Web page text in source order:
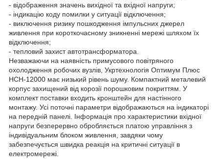
- відображення значень вихідної та вхідної напруги;
- індикацію коду помилки у ситуації відключення;
- виключення ризику пошкодження імпульсних джерел
живлення при короткочасному зникненні мережі шляхом їх
відключення;
- тепловий захист автотрансформатора.
Незважаючи на наявність примусового повітряного
охолодження робочих вузлів, Укртехнологія Оптимум Плюс
НСН-12000 має низький рівень шуму. Компактний металевий
корпус захищений від корозії порошковим покриттям. У
комплект поставки входить кронштейн для настінного
монтажу. Усі поточні параметри відображаються на індикаторі
на передній панелі. Інформація про характеристики вхідної
напруги безперервно обробляється платою управління з
індивідуальним блоком живлення, завдяки чому
забезпечується швидка реакція на критичні ситуації в
електромережі.